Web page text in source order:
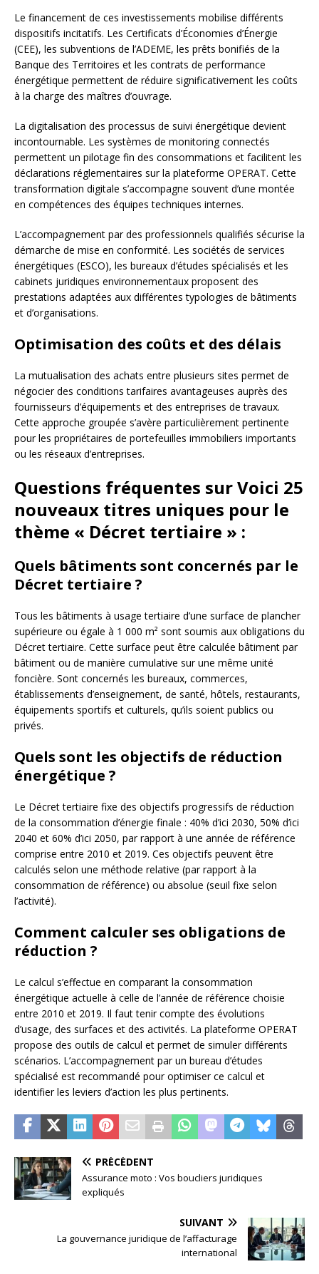
Le financement de ces investissements mobilise différents
dispositifs incitatifs. Les Certificats d’Économies d’Énergie
(CEE), les subventions de l’ADEME, les prêts bonifiés de la
Banque des Territoires et les contrats de performance
énergétique permettent de réduire significativement les coûts
à la charge des maîtres d’ouvrage.
La digitalisation des processus de suivi énergétique devient
incontournable. Les systèmes de monitoring connectés
permettent un pilotage fin des consommations et facilitent les
déclarations réglementaires sur la plateforme OPERAT. Cette
transformation digitale s’accompagne souvent d’une montée
en compétences des équipes techniques internes.
L’accompagnement par des professionnels qualifiés sécurise la
démarche de mise en conformité. Les sociétés de services
énergétiques (ESCO), les bureaux d’études spécialisés et les
cabinets juridiques environnementaux proposent des
prestations adaptées aux différentes typologies de bâtiments
et d’organisations.
Optimisation des coûts et des délais
La mutualisation des achats entre plusieurs sites permet de
négocier des conditions tarifaires avantageuses auprès des
fournisseurs d’équipements et des entreprises de travaux.
Cette approche groupée s’avère particulièrement pertinente
pour les propriétaires de portefeuilles immobiliers importants
ou les réseaux d’entreprises.
Questions fréquentes sur Voici 25
nouveaux titres uniques pour le
thème « Décret tertiaire » :
Quels bâtiments sont concernés par le
Décret tertiaire ?
Tous les bâtiments à usage tertiaire d’une surface de plancher
supérieure ou égale à 1 000 m² sont soumis aux obligations du
Décret tertiaire. Cette surface peut être calculée bâtiment par
bâtiment ou de manière cumulative sur une même unité
foncière. Sont concernés les bureaux, commerces,
établissements d’enseignement, de santé, hôtels, restaurants,
équipements sportifs et culturels, qu’ils soient publics ou
privés.
Quels sont les objectifs de réduction
énergétique ?
Le Décret tertiaire fixe des objectifs progressifs de réduction
de la consommation d’énergie finale : 40% d’ici 2030, 50% d’ici
2040 et 60% d’ici 2050, par rapport à une année de référence
comprise entre 2010 et 2019. Ces objectifs peuvent être
calculés selon une méthode relative (par rapport à la
consommation de référence) ou absolue (seuil fixe selon
l’activité).
Comment calculer ses obligations de
réduction ?
Le calcul s’effectue en comparant la consommation
énergétique actuelle à celle de l’année de référence choisie
entre 2010 et 2019. Il faut tenir compte des évolutions
d’usage, des surfaces et des activités. La plateforme OPERAT
propose des outils de calcul et permet de simuler différents
scénarios. L’accompagnement par un bureau d’études
spécialisé est recommandé pour optimiser ce calcul et
identifier les leviers d’action les plus pertinents.
PRÉCÉDENT
Assurance moto : Vos boucliers juridiques
expliqués
SUIVANT
La gouvernance juridique de l’affacturage
international